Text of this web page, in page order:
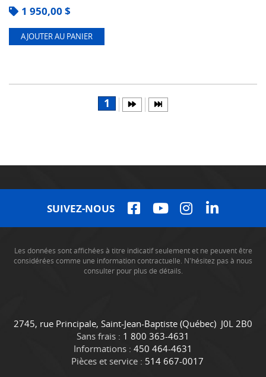
1 950,00 $
AJOUTER AU PANIER
1
SUIVEZ-NOUS
Les données sont affichées à titre indicatif seulement et ne peuvent être
considérées comme une information contractuelle. N'hésitez pas à nous
consulter pour plus de détails.
C
o
n
t
C
a
m
i
2745, rue Principale, Saint-Jean-Baptiste (Québec) J0L 2B0
Sans frais : 1 800 363-4631
Informations : 450 464-4631
Pièces et service : 514 667-0017